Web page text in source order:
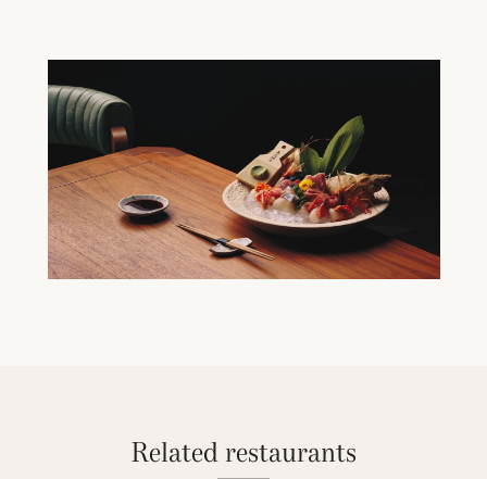
Related restaurants